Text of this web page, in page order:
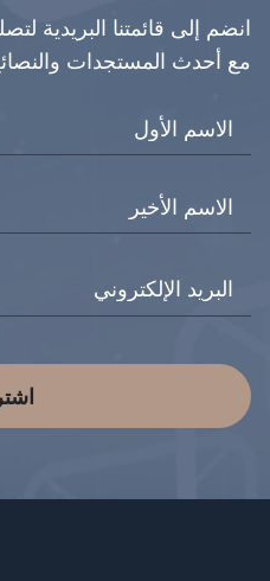
انضم إلى قائمتنا البريدية
مع أحدث المستجدات